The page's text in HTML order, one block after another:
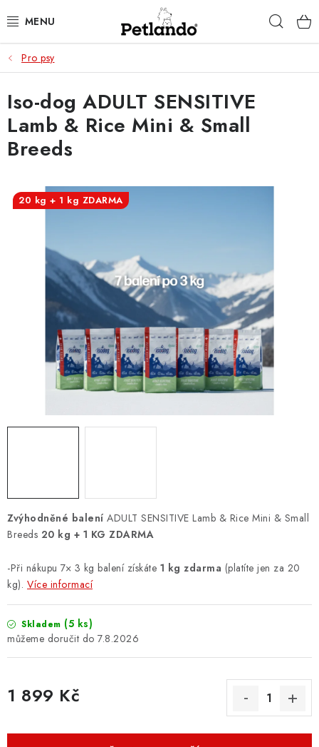
na
PRO PSY
PRO KOČKY
PRO PÁNÍČKY
O NÁS
KONTAKTY
PŘIHLÁSIT SE
Pro psy
Zvýhodněné balení ADULT SENSITIVE Lamb & Rice Mini & Small
Breeds 20 kg + 1 KG ZDARMA
-Při nákupu 7× 3 kg balení získáte 1 kg zdarma (platíte jen za 20
kg). Více informací
Skladem (5 ks)
7.8.2026
1 899 Kč
Iso-dog ADULT SENSITIVE
Lamb & Rice Mini & Small
Breeds
20 kg + 1 kg ZDARMA